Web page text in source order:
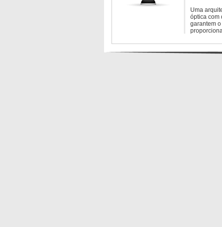
Uma
óptica com
garantem